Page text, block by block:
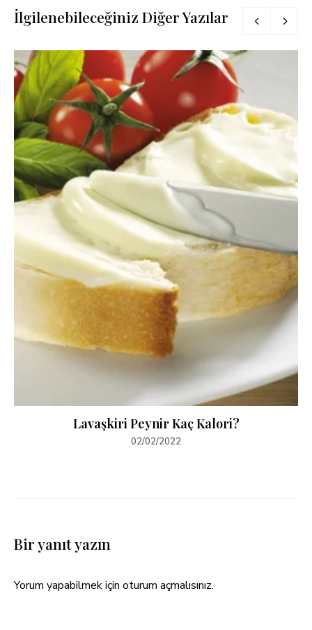
İlgilenebileceğiniz Diğer Yazılar
Lavaşkiri Peynir Kaç Kalori?
02/02/2022
Bir yanıt yazın
Yorum yapabilmek için oturum açmalısınız.